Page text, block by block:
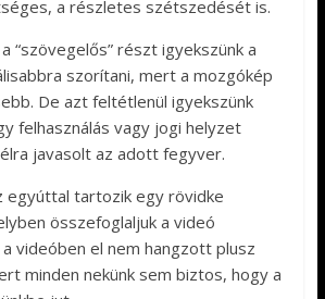
a részletes szétszedését is.
“szövegelős” részt igyekszünk a
szorítani, mert a mozgókép
De azt feltétlenül igyekszünk
felhasználás vagy jogi helyzet
javasolt az adott fegyver.
egyúttal tartozik egy rövidke
összefoglaljuk a videó
videóben el nem hangzott plusz
minden nekünk sem biztos, hogy a